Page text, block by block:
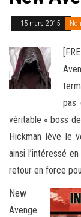
15 mars 2015 Non
pas
véritable « boss
Hickman lève le
ainsi l’intéressé
retour en force
New
Avenge